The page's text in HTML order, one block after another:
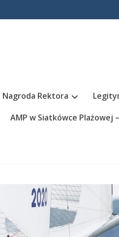
Rektora
AMP w Siatkówce Plażowej –